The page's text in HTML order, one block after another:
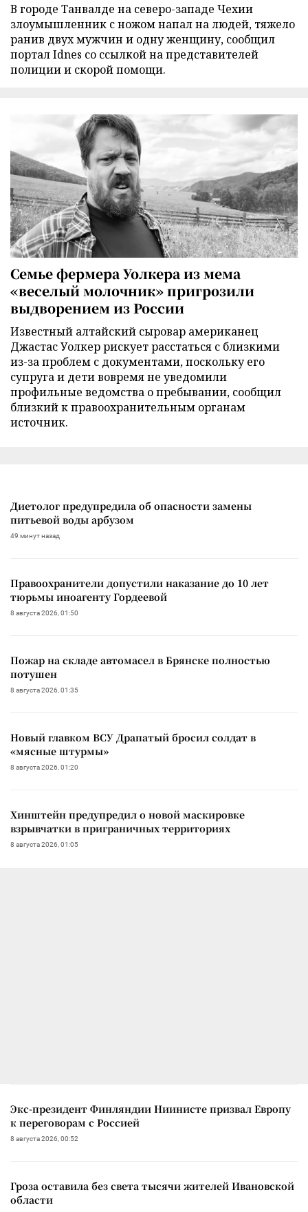
В городе Танвалде на северо-западе Чехии
злоумышленник с ножом напал на людей, тяжело
ранив двух мужчин и одну женщину, сообщил
портал Idnes со ссылкой на представителей
полиции и скорой помощи.
Семье фермера Уолкера из мема
«веселый молочник» пригрозили
выдворением из России
Известный алтайский сыровар американец
Джастас Уолкер рискует расстаться с близкими
из-за проблем с документами, поскольку его
супруга и дети вовремя не уведомили
профильные ведомства о пребывании, сообщил
близкий к правоохранительным органам
источник.
Диетолог предупредила об опасности замены
питьевой воды арбузом
49 минут назад
Правоохранители допустили наказание до 10 лет
тюрьмы иноагенту Гордеевой
8 августа 2026, 01:50
Пожар на складе автомасел в Брянске полностью
потушен
8 августа 2026, 01:35
Новый главком ВСУ Драпатый бросил солдат в
«мясные штурмы»
8 августа 2026, 01:20
Хинштейн предупредил о новой маскировке
взрывчатки в приграничных территориях
8 августа 2026, 01:05
Экс-президент Финляндии Ниинисте призвал Европу
к переговорам с Россией
8 августа 2026, 00:52
Гроза оставила без света тысячи жителей Ивановской
области